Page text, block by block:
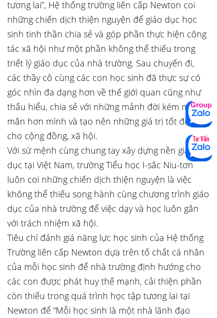
tương lai”, Hệ thống trường liên cấp Newton coi
những chiến dịch thiện nguyện để giáo dục học
sinh tinh thần chia sẻ và góp phần thực hiện công
tác xã hội như một phần không thể thiếu trong
triết lý giáo dục của nhà trường. Sau chuyến đi,
các thầy cô cùng các con học sinh đã thực sự có
góc nhìn đa dạng hơn về thế giới quan cũng như
thấu hiểu, chia sẻ với những mảnh đời kém may
mắn hơn mình và tạo nên những giá trị tốt đẹp
cho cộng đồng, xã hội.
Với sứ mệnh cùng chung tay xây dựng nền giáo
dục tại Việt Nam, trường Tiểu học I-sắc Niu-tơn
luôn coi những chiến dịch thiện nguyện là việc
không thể thiếu song hành cùng chương trình giáo
dục của nhà trường để việc dạy và học luôn gắn
với trách nhiệm xã hội.
Tiêu chí đánh giá năng lực học sinh của Hệ thống
Trường liên cấp Newton dựa trên tố chất cá nhân
của mỗi học sinh để nhà trường định hướng cho
các con được phát huy thế mạnh, cải thiện phần
còn thiếu trong quá trình học tập tương lai tại
Newton để “Mỗi học sinh là một nhà lãnh đạo